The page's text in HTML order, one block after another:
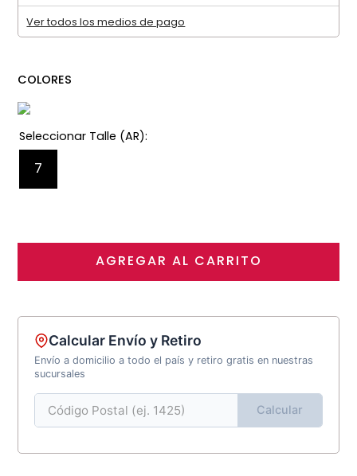
Ver todos los medios de pago
COLORES
7
AGREGAR AL CARRITO
Calcular Envío y Retiro
Envío a domicilio a todo el país y retiro gratis en nuestras
sucursales
Calcular